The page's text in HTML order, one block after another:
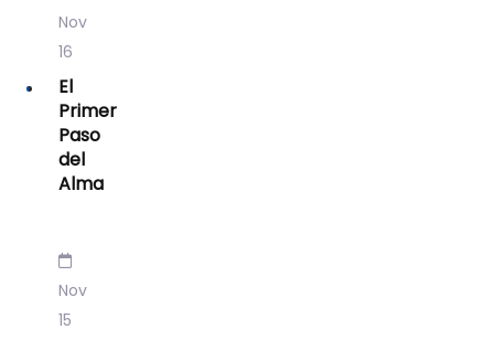
Nov
16
El
Primer
Paso
del
Alma
Nov
15